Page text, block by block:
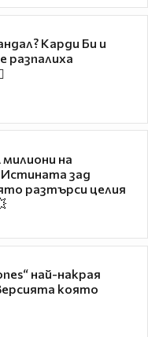
Карди Би и
разпалиха
милиони на
Истината зад
разтърси целия
най-накрая
която